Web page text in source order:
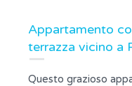
Appartamento
terrazza vicino a
Questo grazioso